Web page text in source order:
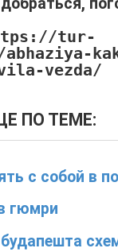
tur-
vezda/
ПО ТЕМЕ:
с собой в
гюмри